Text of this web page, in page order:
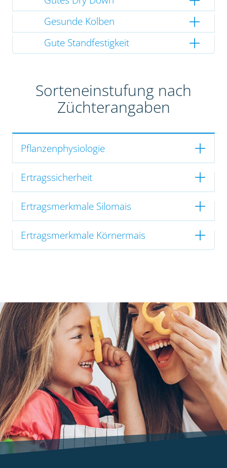
Gesunde Kolben
Gute Standfestigkeit
Sorteneinstufung nach
Züchterangaben
Pflanzenphysiologie
Ertragssicherheit
Ertragsmerkmale Silomais
Ertragsmerkmale Körnermais